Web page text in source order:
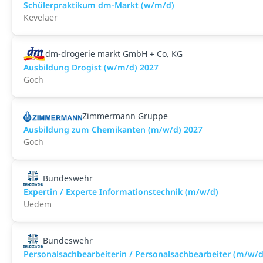
Schülerpraktikum dm-Markt (w/m/d)
Kevelaer
dm-drogerie markt GmbH + Co. KG
Ausbildung Drogist (w/m/d) 2027
Goch
Zimmermann Gruppe
Ausbildung zum Chemikanten (m/w/d) 2027
Goch
Bundeswehr
Expertin / Experte Informationstechnik (m/w/d)
Uedem
Bundeswehr
Personalsachbearbeiterin / Personalsachbearbeiter (m/w/